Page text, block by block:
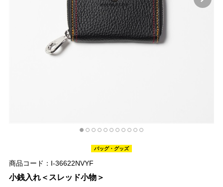
バッグ・グッズ
商品コード：I-36622NVYF
小銭入れ＜スレッド小物＞